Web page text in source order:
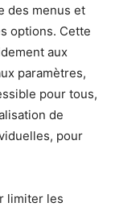
des menus et
options. Cette
aux
paramètres,
pour tous,
de
pour
limiter les